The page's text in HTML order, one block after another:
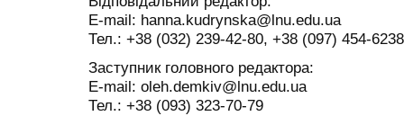
E-mail: hanna.kudrynska@lnu.edu.ua
Тел.: +38 (032) 239-42-80, +38 (097) 454-6238
Заступник головного редактора:
E-mail: oleh.demkiv@lnu.edu.ua
Тел.: +38 (093) 323-70-79